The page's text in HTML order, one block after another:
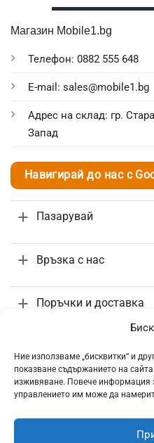
Ние използваме „бисквитки“ и
показване съдържанието на
изживяване. Повече информация
управлението им може да
Магазин Mobile1.bg
Телефон: 0882 555 648
E-mail: sales@mobile1.bg
Адрес на склад: гр.
Запад
Навигирай до нас с
Пазарувай
Връзка с нас
Поръчки и доставка
Всички цени са